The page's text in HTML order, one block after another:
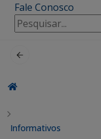
Fale Conosco
Pesquisar
por:
Informativos